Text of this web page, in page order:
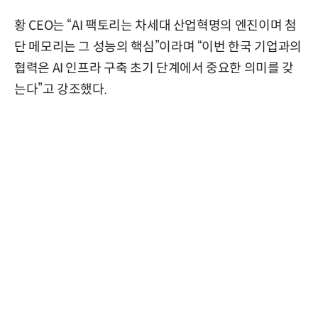
황 CEO는 “AI 팩토리는 차세대 산업혁명의 엔진이며 첨
단 메모리는 그 성능의 핵심”이라며 “이번 한국 기업과의
협력은 AI 인프라 구축 초기 단계에서 중요한 의미를 갖
는다”고 강조했다.